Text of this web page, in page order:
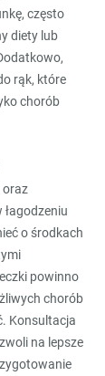
często
diety lub
rąk, które
chorób
oraz
o środkach
powinno
chorób
Konsultacja
na lepsze